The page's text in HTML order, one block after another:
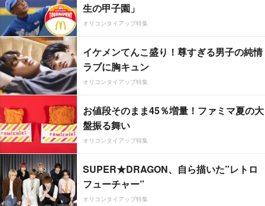
生の甲子園」
オリコンタイアップ特集
イケメンてんこ盛り！尊すぎる男子の純情
ラブに胸キュン
オリコンタイアップ特集
お値段そのまま45％増量！ファミマ夏の大
盤振る舞い
オリコンタイアップ特集
SUPER★DRAGON、自ら描いた”レトロ
フューチャー”
オリコンタイアップ特集